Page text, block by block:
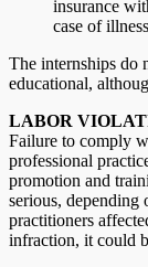
insurance
case of
The internships do
educational,
LABOR
Failure to comply
professional
promotion and
serious, depending
practitioners
infraction, it could